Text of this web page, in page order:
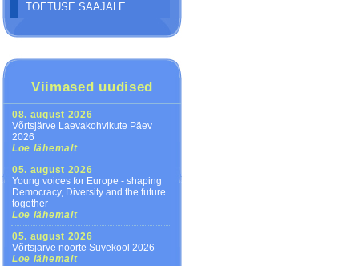
TOETUSE SAAJALE
Viimased uudised
08. august 2026
Võrtsjärve Laevakohvikute Päev
2026
Loe lähemalt
05. august 2026
Young voices for Europe - shaping
Democracy, Diversity and the future
together
Loe lähemalt
05. august 2026
Võrtsjärve noorte Suvekool 2026
Loe lähemalt